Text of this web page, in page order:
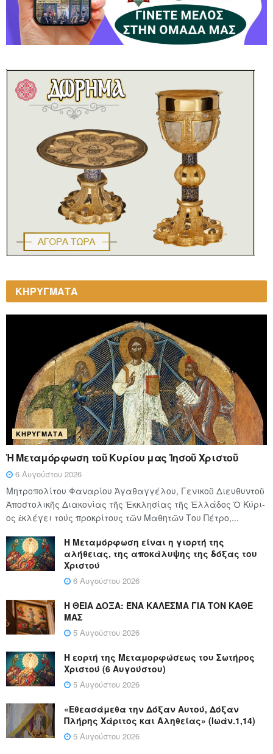
ΚΗΡΥΓΜΑΤΑ
ΚΗΡΎΓΜΑΤΑ
Ἡ Μεταμόρφωση τοῦ Κυρίου μας Ἰησοῦ Χριστοῦ
6 Αυγούστου 2026
Μητροπολίτου Φαναρίου Ἀγαθαγγέλου, Γενικοῦ Διευθυντοῦ
Ἀποστολικῆς Διακονίας τῆς Ἐκκλησίας τῆς Ἑλλάδος Ὁ Κύ­ρι­
ος ἐκλέγει τούς προ­κρί­τους τῶν Μα­θη­τῶν Του Πέ­τρο,...
Η Μεταμόρφωση είναι η γιορτή της
αλήθειας, της αποκάλυψης της δόξας του
Χριστού
6 Αυγούστου 2026
Η ΘΕΙΑ ΔΟΞΑ: ΈΝΑ ΚΑΛΕΣΜΑ ΓΙΑ ΤΟΝ ΚΑΘΕ
ΜΑΣ
5 Αυγούστου 2026
Η εορτή της Μεταμορφώσεως του Σωτήρος
Χριστού (6 Αυγούστου)
5 Αυγούστου 2026
«Εθεασάμεθα την Δόξαν Αυτού, Δόξαν
Πλήρης Χάριτος και Αληθείας» (Ιωάν.1,14)
5 Αυγούστου 2026